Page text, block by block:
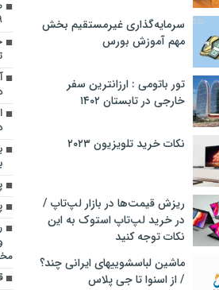
سرمایه‌گذاری غیرمستقیم بخش
مهم آموزش بورس
تور باتومی : ارزانترین سفر
خارجی در تابستان ۱۴۰۲
نکات خرید تلویزیون ۲۰۲۳
ریزش قیمت‌ها در بازار لپ‌تاپ /
در خرید لپ‌تاپ استوک به این
نکات توجه کنید
ماشین لباسشویی‎های ایرانی چند؟
/ از اسنوا تا جی پلاس
۹